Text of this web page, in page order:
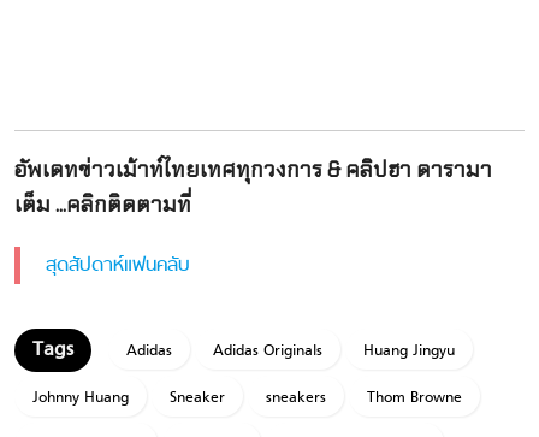
อัพเดทข่าวเม้าท์ไทยเทศทุกวงการ & คลิปฮา ดารามา
เต็ม ...คลิกติดตามที่
สุดสัปดาห์แฟนคลับ
Adidas Adidas Originals
Huang Jingyu
Johnny Huang
Sneaker sneakers
Thom Browne